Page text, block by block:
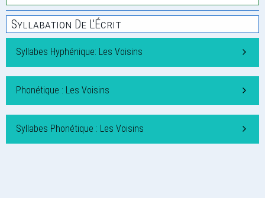
Syllabation De L'Écrit
Syllabes Hyphénique: Les Voisins
Phonétique : Les Voisins
Syllabes Phonétique : Les Voisins